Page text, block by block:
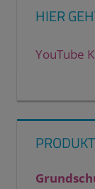
HIER
YouTube